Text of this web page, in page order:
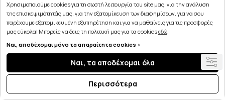
Pic Easy Rapid Πιεσόμετρο 1τμχ
Χρησιμοποιούμε cookies για τη σωστή λειτουργία του site μας, για την ανάλυση
της επισκεψιμότητάς μας, για την εξατομίκευση των διαφημίσεων, για να σου
παρέχουμε εξατομικευμένη εξυπηρέτηση και για να μαθαίνεις για τις προσφορές
μας εύκολα! Μπορείς να δεις τη πολιτική μας για τα cookiesεδώ.
Ναι, αποδέχομαι μόνο τα απαραίτητα cookies >
Ναι, τα αποδέχομαι όλα
Περισσότερα